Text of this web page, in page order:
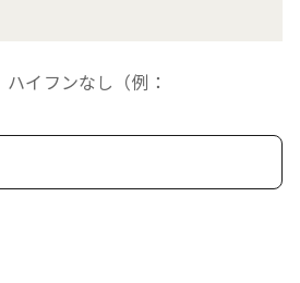
イフンなし（例：